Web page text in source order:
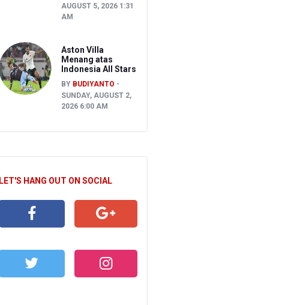
AUGUST 5, 2026 1:31
AM
Aston Villa
Menang atas
Indonesia All Stars
BY BUDIYANTO
SUNDAY, AUGUST 2,
2026 6:00 AM
LET'S HANG OUT ON SOCIAL